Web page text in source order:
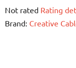
The
average
Not rated Rating
Brand: Creative